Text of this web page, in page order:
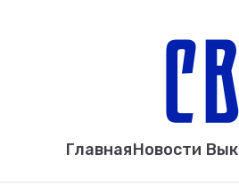
ГлавнаяНовости